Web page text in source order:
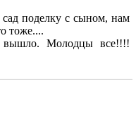
сад поделку с сыном, нам
тоже....
Молодцы все!!!!